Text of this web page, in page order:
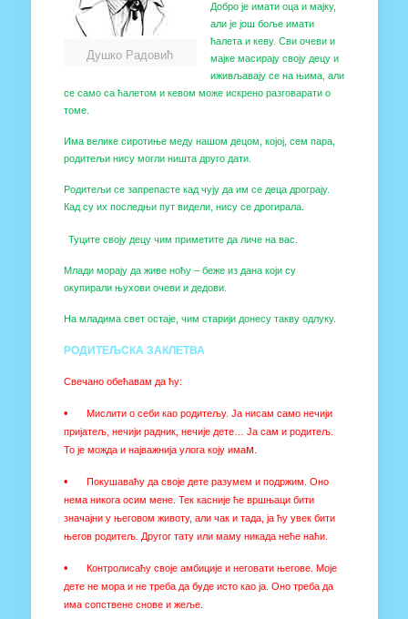
Душко Радовић
Добро је имати оца и мајку,
али је још боље имати
ћалета и кеву. Сви очеви и
мајке масирају своју децу и
иживљавају се на њима, али
се само са ћалетом и кевом може искрено разговарати о
томе.
Има велике сиротиње меду нашом децом, којој, сем пара,
родитељи нису могли ништа друго дати.
Родитељи се запрепасте кад чују да им се деца дрограју.
Кад су их последњи пут видели, нису се дрогирала.
Туците своју децу чим приметите да личе на вас.
Млади морају да живе ноћу – беже из дана који су
окупирали њухови очеви и дедови.
На младима свет остаје, чим старији донесу такву одлуку.
РОДИТЕЉСКА ЗАКЛЕТВА
Свечано обећавам да ћу:
•
Мислити о себи као родитељу. Ја нисам само нечији
пријатељ, нечији радник, нечије дете… Ја сам и родитељ.
То је можда и најважнија улога коју имам.
•
Покушаваћу да своје дете разумем и подржим. Оно
нема никога осим мене. Тек касније ће вршњаци бити
значајни у његовом животу, али чак и тада, ја ћу увек бити
његов родитељ. Другог тату или маму никада неће наћи.
•
Контролисаћу своје амбиције и неговати његове. Моје
дете не мора и не треба да буде исто као ја. Оно треба да
има сопствене снове и жеље.